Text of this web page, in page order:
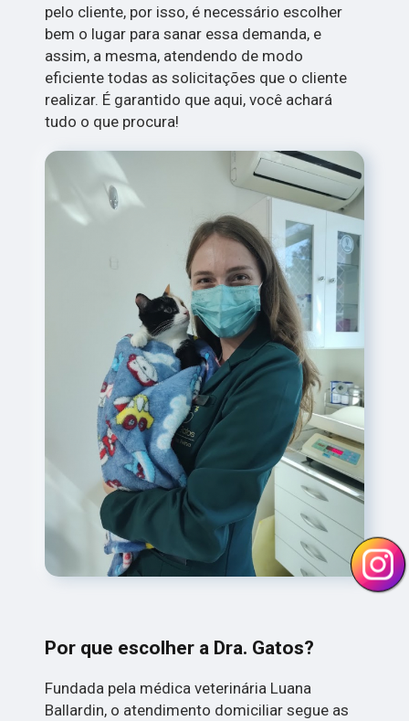
pelo cliente, por isso, é necessário escolher
bem o lugar para sanar essa demanda, e
assim, a mesma, atendendo de modo
eficiente todas as solicitações que o cliente
realizar. É garantido que aqui, você achará
tudo o que procura!
Por que escolher a Dra. Gatos?
Fundada pela médica veterinária Luana
Ballardin, o atendimento domiciliar segue as